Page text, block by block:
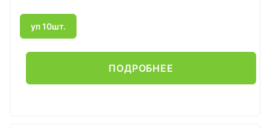
уп 10шт.
ПОДРОБНЕЕ